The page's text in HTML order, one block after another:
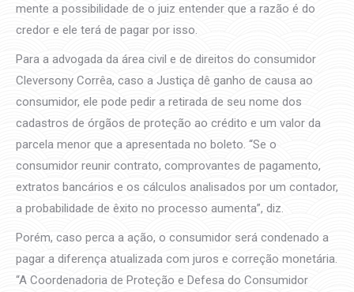
mente a possibilidade de o juiz entender que a razão é do
credor e ele terá de pagar por isso.
Para a advogada da área civil e de direitos do consumidor
Cleversony Corrêa, caso a Justiça dê ganho de causa ao
consumidor, ele pode pedir a retirada de seu nome dos
cadastros de órgãos de proteção ao crédito e um valor da
parcela menor que a apresentada no boleto. “Se o
consumidor reunir contrato, comprovantes de pagamento,
extratos bancários e os cálculos analisados por um contador,
a probabilidade de êxito no processo aumenta”, diz.
Porém, caso perca a ação, o consumidor será condenado a
pagar a diferença atualizada com juros e correção monetária.
“A Coordenadoria de Proteção e Defesa do Consumidor